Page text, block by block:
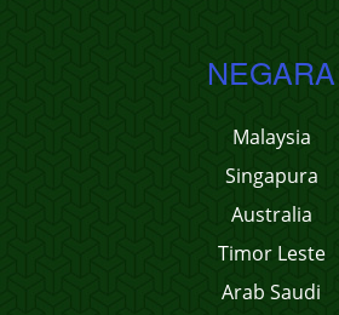
NEGARA
Malaysia
Singapura
Australia
Timor Leste
Arab Saudi